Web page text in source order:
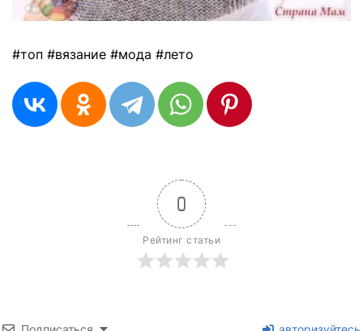
#топ #вязание #мода #лето
0
Рейтинг статьи